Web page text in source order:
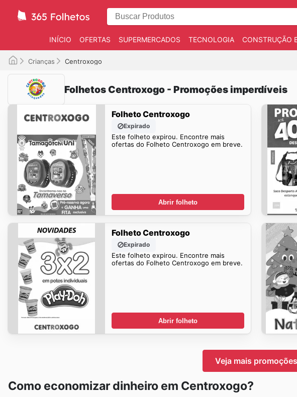
INÍCIO OFERTAS SUPERMERCADOS TECNOLOGIA CONSTRUÇÃO
Crianças Centroxogo
Folhetos Centroxogo - Promoções imperdíveis
Folheto Centroxogo
Expirado
Este folheto expirou. Encontre mais
ofertas do Folheto Centroxogo em breve.
Abrir folheto
Folheto Centroxogo
Expirado
Este folheto expirou. Encontre mais
ofertas do Folheto Centroxogo em breve.
Abrir folheto
Veja mais promoções
Como economizar dinheiro em Centroxogo?